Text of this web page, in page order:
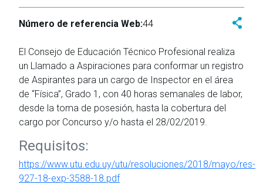
Número de referencia Web:44
El Consejo de Educación Técnico Profesional realiza
un Llamado a Aspiraciones para conformar un registro
de Aspirantes para un cargo de Inspector en el área
de “Física”, Grado 1, con 40 horas semanales de labor,
desde la toma de posesión, hasta la cobertura del
cargo por Concurso y/o hasta el 28/02/2019.
Requisitos:
https://www.utu.edu.uy/utu/resoluciones/2018/mayo/res-
927-18-exp-3588-18.pdf